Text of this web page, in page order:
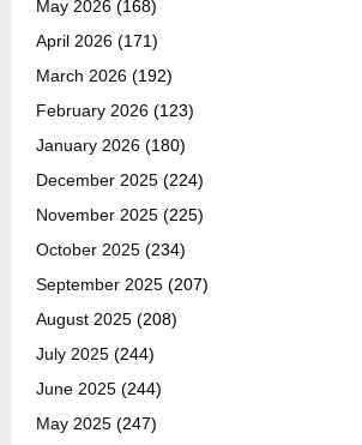
May 2026 (168)
April 2026 (171)
March 2026 (192)
February 2026 (123)
January 2026 (180)
December 2025 (224)
November 2025 (225)
October 2025 (234)
September 2025 (207)
August 2025 (208)
July 2025 (244)
June 2025 (244)
May 2025 (247)